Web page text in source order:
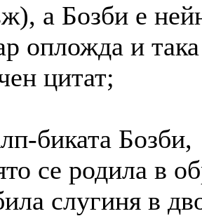
а Бозби е
опложда и
цитат;
биката Бозби,
се родила в
слугиня в